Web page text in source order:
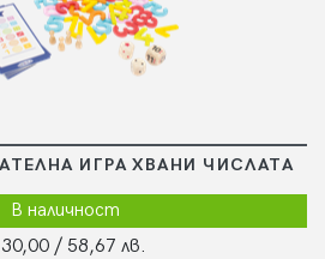
ИГРА ХВАНИ ЧИСЛАТА
В наличност
/ 58,67 лв.